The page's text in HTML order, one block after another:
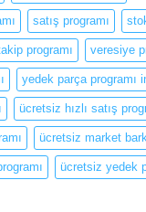
satış programı
programı veresiye
yedek parça programı
ücretsiz hızlı satış
ücretsiz market
ücretsiz yedek